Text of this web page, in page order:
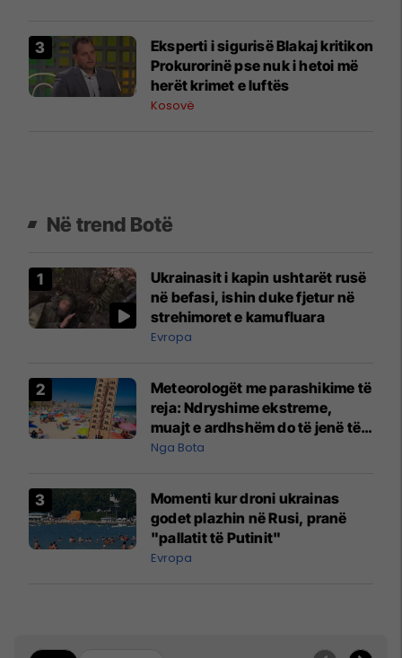
Eksperti i sigurisë Blakaj kritikon
Prokurorinë pse nuk i hetoi më
herët krimet e luftës
Kosovë
Në trend Botë
Ukrainasit i kapin ushtarët rusë
në befasi, ishin duke fjetur në
strehimoret e kamufluara
Evropa
Meteorologët me parashikime të
reja: Ndryshime ekstreme,
muajt e ardhshëm do të jenë të
pazakontë
Nga Bota
Momenti kur droni ukrainas
godet plazhin në Rusi, pranë
"pallatit të Putinit"
Evropa